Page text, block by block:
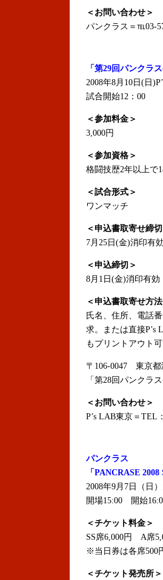
＜お問い合わせ＞
パンクラス＝℡03-
「第29回パンクラ
2008年8月10日(日
試合開始12：00
＜参加料金＞
3,000円
＜参加資格＞
格闘技歴2年以上で
＜試合形式＞
ワンマッチ
＜申込書取寄せ締
7月25日(金)消印有
＜申込締切＞
8月1日(金)消印有効
＜申込書取寄せ方
氏名、住所、電話
求。または直接P’s
もプリントアウト
〒106-0047 東京都
「第28回パンクラ
＜お問い合わせ＞
P’s LAB東京＝TEL
パンクラス
「PANCRASE
2008年9月7日（日
開場15:00 開始
＜チケット料金＞
SS席6,000円 A席
※当日券は各席500
＜チケット発売所＞